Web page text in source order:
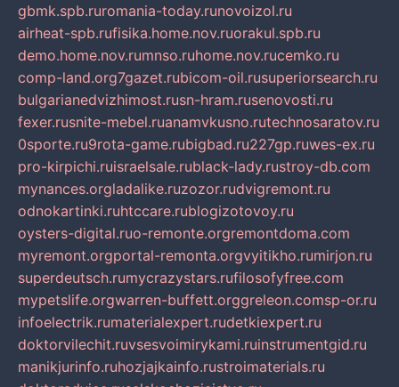
gbmk.spb.ruromania-today.runovoizol.ru
airheat-spb.rufisika.home.nov.ruorakul.spb.ru
demo.home.nov.rumnso.ruhome.nov.rucemko.ru
comp-land.org7gazet.rubicom-oil.rusuperiorsearch.ru
bulgarianedvizhimost.rusn-hram.rusenovosti.ru
fexer.rusnite-mebel.ruanamvkusno.rutechnosaratov.ru
0sporte.ru9rota-game.rubigbad.ru227gp.ruwes-ex.ru
pro-kirpichi.ruisraelsale.rublack-lady.rustroy-db.com
mynances.orgladalike.ruzozor.rudvigremont.ru
odnokartinki.ruhtccare.rublogizotovoy.ru
oysters-digital.ruo-remonte.orgremontdoma.com
myremont.orgportal-remonta.orgvyitikho.rumirjon.ru
superdeutsch.rumycrazystars.rufilosofyfree.com
mypetslife.orgwarren-buffett.orggreleon.comsp-or.ru
infoelectrik.rumaterialexpert.rudetkiexpert.ru
doktorvilechit.ruvsesvoimirykami.ruinstrumentgid.ru
manikjurinfo.ruhozjajkainfo.rustroimaterials.ru